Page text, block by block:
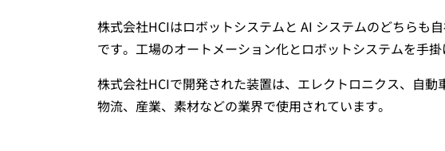
株式会社HCIはロボットシステムと AI システムのどちらも
です。工場のオートメーション化とロボットシステムを手掛
株式会社HCIで開発された装置は、エレクトロニクス、自
物流、産業、素材などの業界で使用されています。